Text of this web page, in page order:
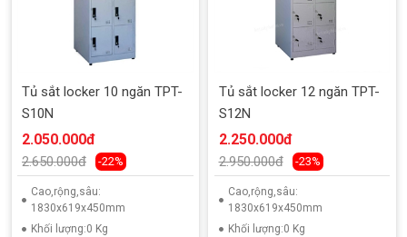
Tủ sắt locker 10 ngăn TPT-
S10N
2.050.000đ
2.650.000đ -22%
Cao,rộng,sâu:
1830x619x450mm
Khối lượng:0 Kg
Tủ sắt locker 12 ngăn TPT-
S12N
2.250.000đ
2.950.000đ -23%
Cao,rộng,sâu:
1830x619x450mm
Khối lượng:0 Kg